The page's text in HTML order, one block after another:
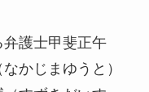
護士甲斐正午
かじまゆうと）